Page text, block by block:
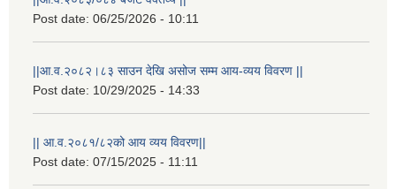
Post date: 06/25/2026 - 10:11
||आ.व.२०८२।८३ साउन देखि असोज सम्म आय-व्यय विवरण ||
Post date: 10/29/2025 - 14:33
|| आ.व.२०८१/८२को आय व्यय विवरण||
Post date: 07/15/2025 - 11:11